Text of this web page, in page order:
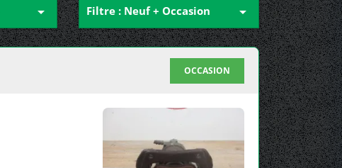
 Filtre : Neuf + Occasion 
OCCASION